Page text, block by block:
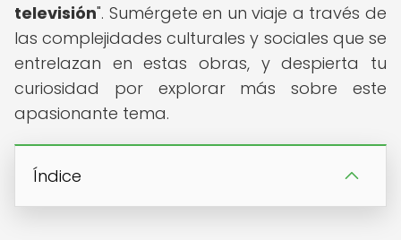
televisión". Sumérgete en un viaje a través de
las complejidades culturales y sociales que se
entrelazan en estas obras, y despierta tu
curiosidad por explorar más sobre este
apasionante tema.
Índice